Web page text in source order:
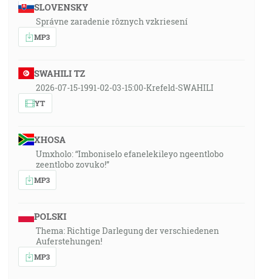
SLOVENSKY
Správne zaradenie rôznych vzkriesení
MP3
SWAHILI TZ
2026-07-15-1991-02-03-15:00-Krefeld-SWAHILI
YT
XHOSA
Umxholo: “Imboniselo efanelekileyo ngeentlobo
zeentlobo zovuko!”
MP3
POLSKI
Thema: Richtige Darlegung der verschiedenen
Auferstehungen!
MP3